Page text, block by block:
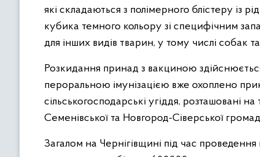
які складаються з полімерного блістеру із
кубика темного кольору зі специфічним
для інших видів тварин, у тому числі собак та
Розкидання принад з вакциною
пероральною імунізацією вже охоплено
сільськогосподарські угіддя, розташовані на
Семенівської та Новгород-Сіверської
Загалом на Чернігівщині під час проведення